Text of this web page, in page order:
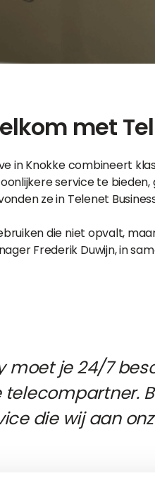
met
in Knokke combineert
service te
ze in Telenet
die niet opvalt,
Frederik Duwijn, in
moet je 24/7
telecompartner.
die wij aan